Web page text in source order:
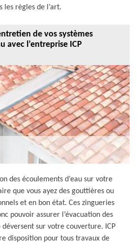
les règles de l’art.
de vos systèmes
avec l’entreprise ICP
des écoulements d’eau sur votre
que vous ayez des gouttières ou
et en bon état. Ces zingueries
pouvoir assurer l’évacuation des
déversent sur votre couverture. ICP
disposition pour tous travaux de